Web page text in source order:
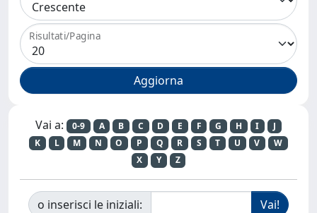
Risultati/Pagina
Vai a: 0-9 A B C D E F G H I
J
K
L M N O P Q R S T U V
W
X
Y Z
o inserisci le iniziali: